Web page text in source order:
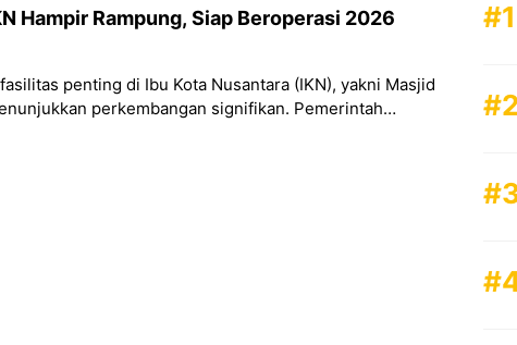
Hampir Rampung, Siap Beroperasi 2026
penting di Ibu Kota Nusantara (IKN), yakni Masjid
perkembangan signifikan. Pemerintah